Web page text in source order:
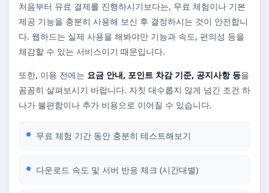
처음부터 유료 결제를 진행하시기보다는, 무료 체험이나 기본
제공 기능을 충분히 사용해 보신 후 결정하시는 것이 안전합니
다. 웹하드는 실제 사용을 해봐야만 기능과 속도, 편의성 등을
체감할 수 있는 서비스이기 때문입니다.
또한, 이용 전에는 요금 안내, 포인트 차감 기준, 공지사항 등을
꼼꼼히 살펴보시기 바랍니다. 자칫 대수롭지 않게 넘긴 조건 하
나가 불편함이나 추가 비용으로 이어질 수 있습니다.
무료 체험 기간 동안 충분히 테스트해보기
다운로드 속도 및 서버 반응 체크 (시간대별)